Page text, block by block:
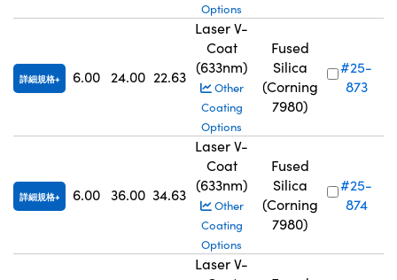
Options
詳細規格 6.00 24.00 22.63
Laser V-
Coat
(633nm)
Other
Coating
Options
Fused
Silica
(Corning
7980)
#25-
873
詳細規格 6.00 36.00 34.63
Laser V-
Coat
(633nm)
Other
Coating
Options
Fused
Silica
(Corning
7980)
#25-
874
Laser V-